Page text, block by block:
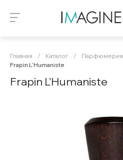
Главная / Каталог / Парфюмерия
Frapin L’Humaniste
Frapin L’Humaniste